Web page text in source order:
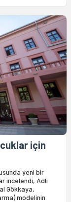
için
yeni bir
incelendi, Adli
Gökkaya,
modelinin